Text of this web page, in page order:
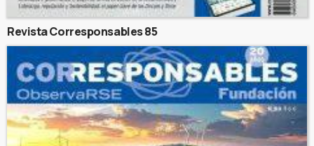
Revista Corresponsables 85